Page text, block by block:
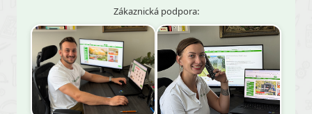
Zákaznická podpora: